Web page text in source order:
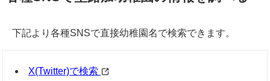
下記より各種SNSで直接幼稚園名で検索できます。
X(Twitter)で検索